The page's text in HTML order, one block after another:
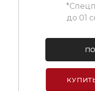
до 01